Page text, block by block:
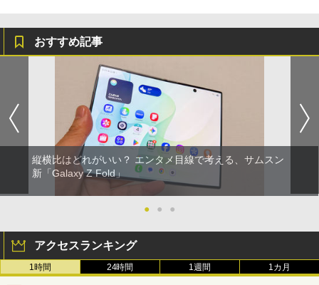
おすすめ記事
縦横比はどれがいい？ エンタメ目線で考える、サムスン
新「Galaxy Z Fold」
● ● ●
アクセスランキング
1時間 24時間 1週間 1カ月